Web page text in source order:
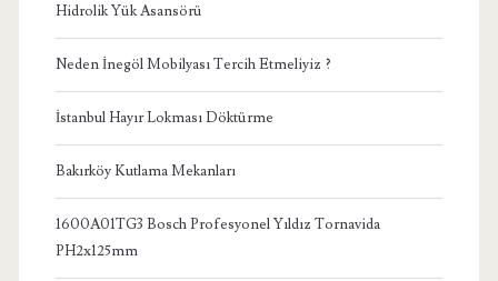
Hidrolik Yük Asansörü
Neden İnegöl Mobilyası Tercih Etmeliyiz ?
İstanbul Hayır Lokması Döktürme
Bakırköy Kutlama Mekanları
1600A01TG3 Bosch Profesyonel Yıldız Tornavida
PH2x125mm